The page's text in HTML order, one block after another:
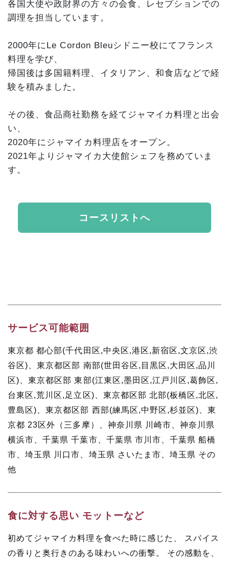
各国大使や政財界の方々の会食、レセプションでの
調理を担当しています。
2000年にLe Cordon Bleuシドニー校にてフランス
料理を学び、
帰国後は多国籍料理、イタリアン、和食店などで経
験を積みました。
その後、食品商社勤務を経てジャマイカ料理と出会
い、
2020年にジャマイカ料理店をオープン。
2021年よりジャマイカ大使館シェフを務めていま
す。
コースリストへ
サービス可能範囲
東京都 都心部(千代田区,中央区,港区,新宿区,文京区,渋
谷区) 、東京都区部 南部(世田谷区,目黒区,大田区,品川
区) 、東京都区部 東部(江東区,墨田区,江戸川区,葛飾区,
台東区,荒川区,足立区)
東京都区部 北部(板橋区,北区,
豊島区) 、東京都区部 西部(練馬区,中野区,杉並区) 、東
京都 23区外（三多摩）
神奈川県 川崎市 、神奈川県
横浜市 、千葉県 千葉市 千葉県 市川市 、千葉県 船橋
市 、埼玉県 川口市 埼玉県 さいたま市 、埼玉県 その
他
食に対する思い モットーなど
初めてジャマイカ料理を食べた時に感じた、 スパイス
の香りと奥行きのある味わいへの衝撃。 その感動を、